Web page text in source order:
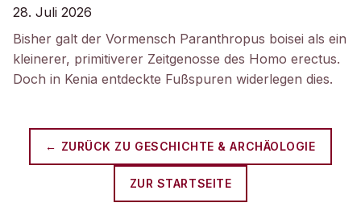
28. Juli 2026
Bisher galt der Vormensch Paranthropus boisei als ein
kleinerer, primitiverer Zeitgenosse des Homo erectus.
Doch in Kenia entdeckte Fußspuren widerlegen dies.
← ZURÜCK ZU GESCHICHTE & ARCHÄOLOGIE
ZUR STARTSEITE